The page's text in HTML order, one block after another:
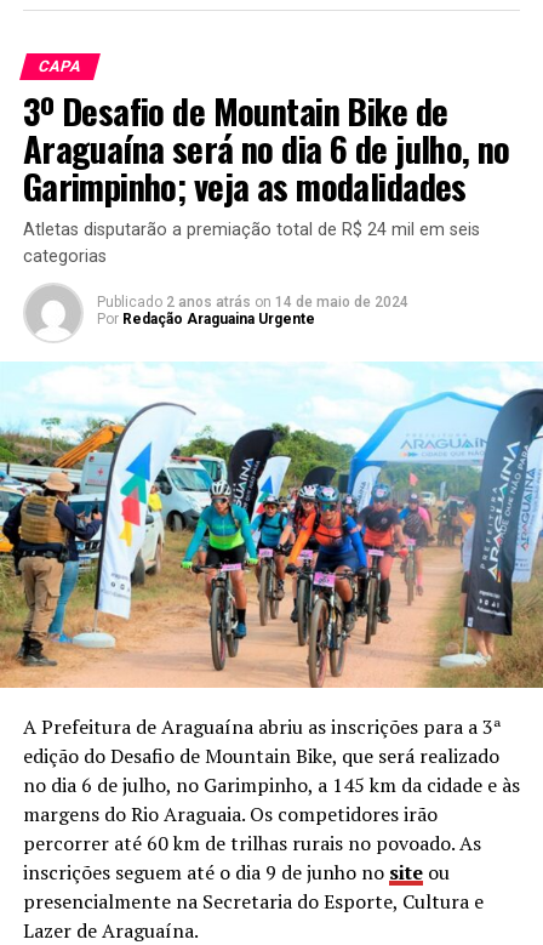
CAPA
3º Desafio de Mountain Bike de
Araguaína será no dia 6 de julho, no
Garimpinho; veja as modalidades
Atletas disputarão a premiação total de R$ 24 mil em seis
categorias
Publicado 2 anos atrás on 14 de maio de 2024
Por Redação Araguaina Urgente
A Prefeitura de Araguaína abriu as inscrições para a 3ª
edição do Desafio de Mountain Bike, que será realizado
no dia 6 de julho, no Garimpinho, a 145 km da cidade e às
margens do Rio Araguaia. Os competidores irão
percorrer até 60 km de trilhas rurais no povoado. As
inscrições seguem até o dia 9 de junho no site ou
presencialmente na Secretaria do Esporte, Cultura e
Lazer de Araguaína.